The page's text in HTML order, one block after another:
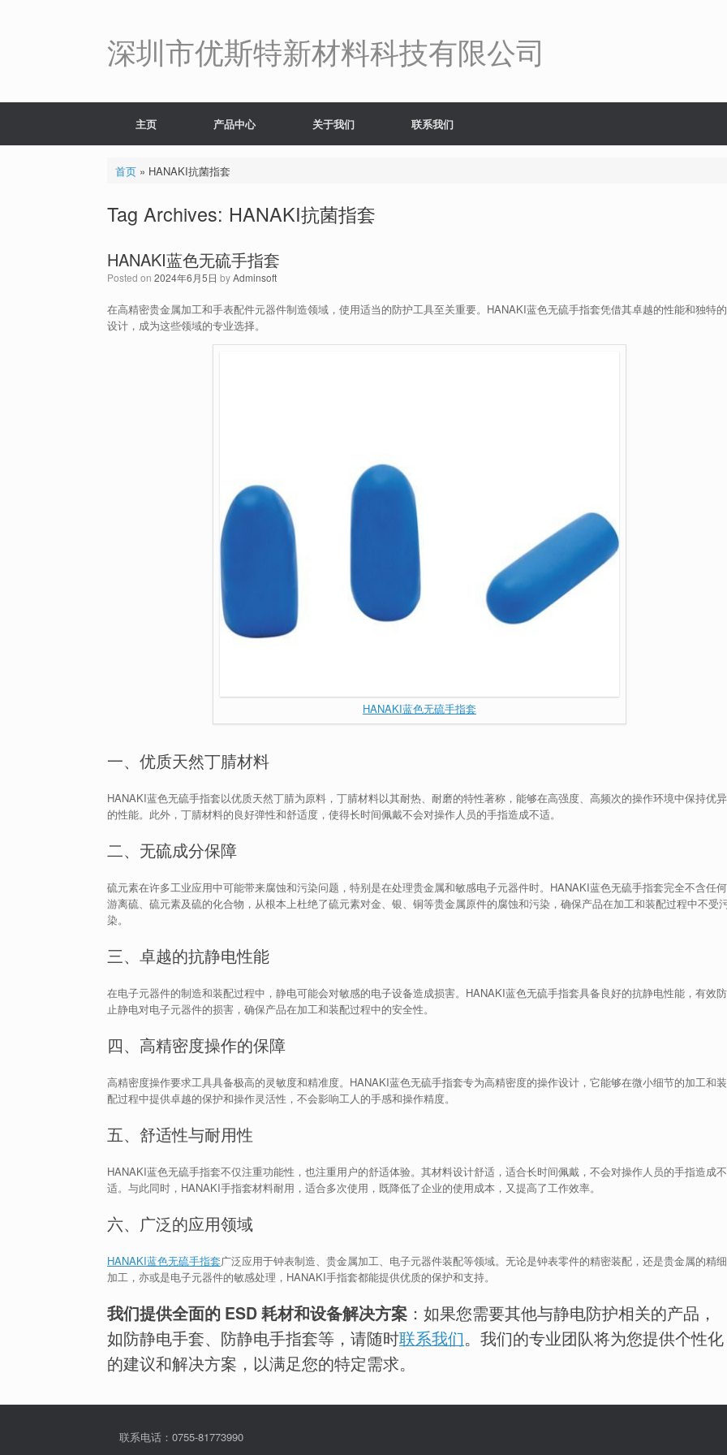
深圳市优斯特新材料科技有限公司
主页 产品中心 关于我们 联系我们
首页» HANAKI抗菌指套
Tag Archives: HANAKI抗菌指套
HANAKI蓝色无硫手指套
Posted on 2024年6月5日 byAdminsoft
在高精密贵金属加工和手表配件元器件制造领域，使用适当的防护工具至关重要。HANAKI蓝色无硫手指套凭借其卓越的性能和独特的
设计，成为这些领域的专业选择。
HANAKI蓝色无硫手指套
一、优质天然丁腈材料
HANAKI蓝色无硫手指套以优质天然丁腈为原料，丁腈材料以其耐热、耐磨的特性著称，能够在高强度、高频次的操作环境中保持优异
的性能。此外，丁腈材料的良好弹性和舒适度，使得长时间佩戴不会对操作人员的手指造成不适。
二、无硫成分保障
硫元素在许多工业应用中可能带来腐蚀和污染问题，特别是在处理贵金属和敏感电子元器件时。HANAKI蓝色无硫手指套完全不含任何
游离硫、硫元素及硫的化合物，从根本上杜绝了硫元素对金、银、铜等贵金属原件的腐蚀和污染，确保产品在加工和装配过程中不受
染。
三、卓越的抗静电性能
在电子元器件的制造和装配过程中，静电可能会对敏感的电子设备造成损害。HANAKI蓝色无硫手指套具备良好的抗静电性能，有效防
止静电对电子元器件的损害，确保产品在加工和装配过程中的安全性。
四、高精密度操作的保障
高精密度操作要求工具具备极高的灵敏度和精准度。HANAKI蓝色无硫手指套专为高精密度的操作设计，它能够在微小细节的加工和装
配过程中提供卓越的保护和操作灵活性，不会影响工人的手感和操作精度。
五、舒适性与耐用性
HANAKI蓝色无硫手指套不仅注重功能性，也注重用户的舒适体验。其材料设计舒适，适合长时间佩戴，不会对操作人员的手指造成不
适。与此同时，HANAKI手指套材料耐用，适合多次使用，既降低了企业的使用成本，又提高了工作效率。
六、广泛的应用领域
HANAKI蓝色无硫手指套广泛应用于钟表制造、贵金属加工、电子元器件装配等领域。无论是钟表零件的精密装配，还是贵金属的精细
加工，亦或是电子元器件的敏感处理，HANAKI手指套都能提供优质的保护和支持。
我们提供全面的 ESD 耗材和设备解决方案 ：如果您需要其他与静电防护相关的产品，
如防静电手套、防静电手指套等，请随时联系我们。我们的专业团队将为您提供个性化
的建议和解决方案，以满足您的特定需求。
联系电话：0755-81773990